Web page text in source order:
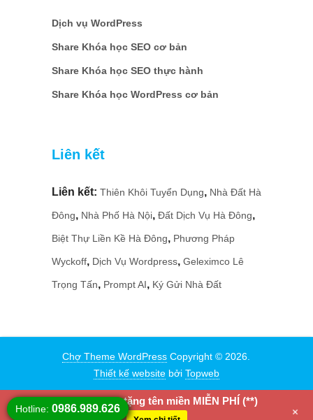
Dịch vụ WordPress
Share Khóa học SEO cơ bản
Share Khóa học SEO thực hành
Share Khóa học WordPress cơ bản
Liên kết
Liên kết: Thiên Khôi Tuyển Dụng, Nhà Đất Hà
Đông, Nhà Phố Hà Nội, Đất Dịch Vụ Hà Đông,
Biệt Thự Liền Kề Hà Đông, Phương Pháp
Wyckoff, Dịch Vụ Wordpress, Geleximco Lê
Trọng Tấn, Prompt AI, Ký Gửi Nhà Đất
Chợ Theme WordPress Copyright © 2026.
Thiết kế websitebởi Topweb
Hotline: 0986.989.626
Mua Fullcode tặng tên miền MIỄN PHÍ (**)
+